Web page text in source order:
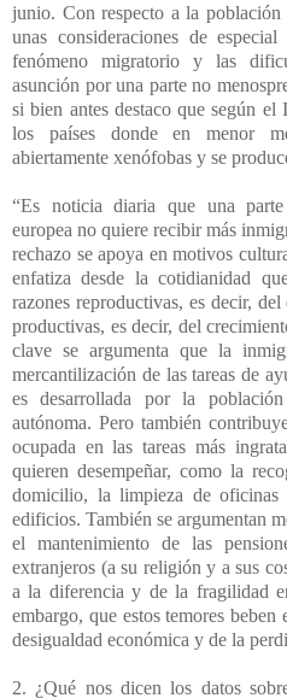
junio. Con respecto a la población
unas consideraciones de
fenómeno migratorio y las
asunción por una parte no
si bien antes destaco que según el
los países donde en menor
abiertamente xenófobas y se
“Es noticia diaria que una
europea no quiere recibir más
rechazo se apoya en motivos
enfatiza desde la cotidianidad
razones reproductivas, es decir,
productivas, es decir, del
clave se argumenta que la
mercantilización de las tareas de
es desarrollada por la
autónoma. Pero también
ocupada en las tareas más
quieren desempeñar, como la
domicilio, la limpieza de
edificios. También se argumentan
el mantenimiento de las
extranjeros (a su religión y a sus
a la diferencia y de la fragilidad
embargo, que estos temores
desigualdad económica y de la
2. ¿Qué nos dicen los datos